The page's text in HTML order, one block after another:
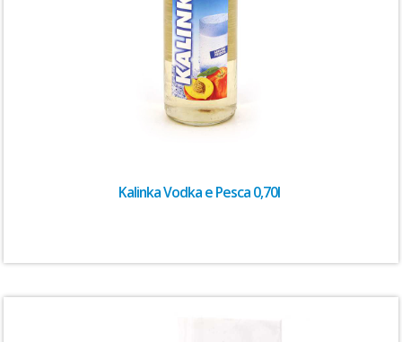
Kalinka Vodka e Pesca 0,70l